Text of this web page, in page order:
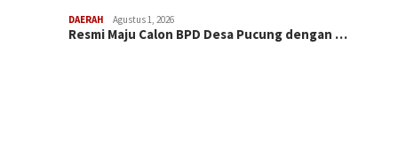
DAERAH Agustus 1, 2026
Resmi Maju Calon BPD Desa Pucung dengan …